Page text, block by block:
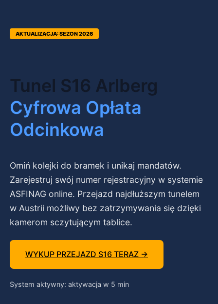
AKTUALIZACJA: SEZON 2026
Tunel S16 Arlberg
Cyfrowa Opłata
Odcinkowa
Omiń kolejki do bramek i unikaj mandatów.
Zarejestruj swój numer rejestracyjny w systemie
ASFINAG online. Przejazd najdłuższym tunelem
w Austrii możliwy bez zatrzymywania się dzięki
kamerom sczytującym tablice.
WYKUP PRZEJAZD S16 TERAZ →
System aktywny: aktywacja w 5 min